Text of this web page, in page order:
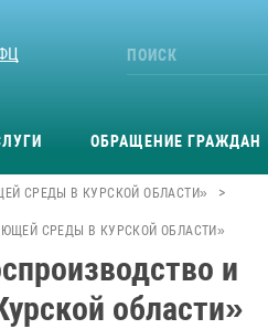
ОБРАЩЕНИЕ ГРАЖДАН
СРЕДЫ В КУРСКОЙ ОБЛАСТИ» >
СРЕДЫ В КУРСКОЙ ОБЛАСТИ»
и
области»